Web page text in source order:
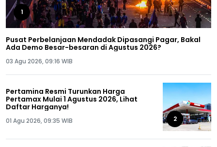
1
Pusat Perbelanjaan Mendadak Dipasangi Pagar, Bakal
Ada Demo Besar-besaran di Agustus 2026?
03 Agu 2026, 09:16 WIB
Pertamina Resmi Turunkan Harga
Pertamax Mulai 1 Agustus 2026, Lihat
Daftar Harganya!
01 Agu 2026, 09:35 WIB 2